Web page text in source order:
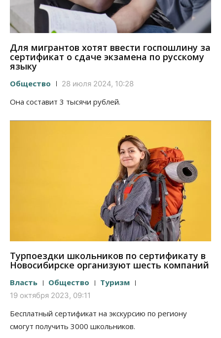
Для мигрантов хотят ввести госпошлину за
сертификат о сдаче экзамена по русскому
языку
Общество 28 июля 2024, 10:28
Она составит 3 тысячи рублей.
Турпоездки школьников по сертификату в
Новосибирске организуют шесть компаний
Власть Общество Туризм
19 октября 2023, 09:11
Бесплатный сертификат на экскурсию по региону
смогут получить 3000 школьников.